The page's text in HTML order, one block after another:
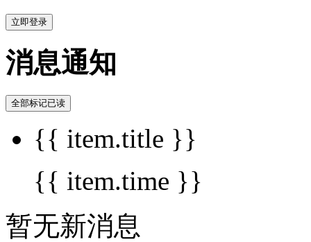
立即登录
消息通知
全部标记已读
{{ item.title }}
{{ item.time }}
暂无新消息